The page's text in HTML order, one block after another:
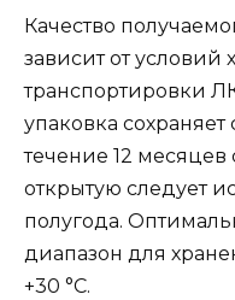
Качество
зависит от условий
транспортировки
упаковка
течение 12 месяцев
открытую следует
полугода.
диапазон для
+30 °C.